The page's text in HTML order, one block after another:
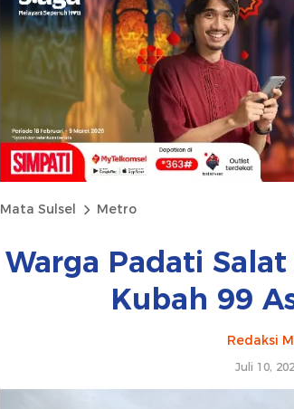
Mata Sulsel Metro
Warga Padati
Kubah 99
Redaksi
Juli 10,